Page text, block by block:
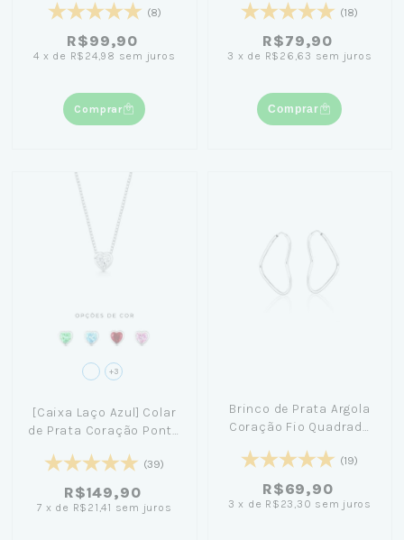
Pequena Céu (8)
R$99,90
4 x de R$24,98 sem juros
Comprar
(18)
R$79,90
3 x de R$26,63 sem juros
Comprar
+3
[Caixa Laço Azul] Colar
de Prata Coração Ponto
(39)
R$149,90
7 x de R$21,41 sem juros
Brinco de Prata Argola
Coração Fio Quadrado
(19)
R$69,90
3 x de R$23,30 sem juros